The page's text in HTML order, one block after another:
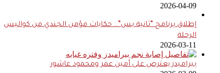
2026-04-09
إطلاق برنامج “ثانية بس”.. حكايات مؤمن الجندي من كواليس
الرحلة
2026-03-11
بيراميدز يعترض على أمين عمر ومحمود عاشور